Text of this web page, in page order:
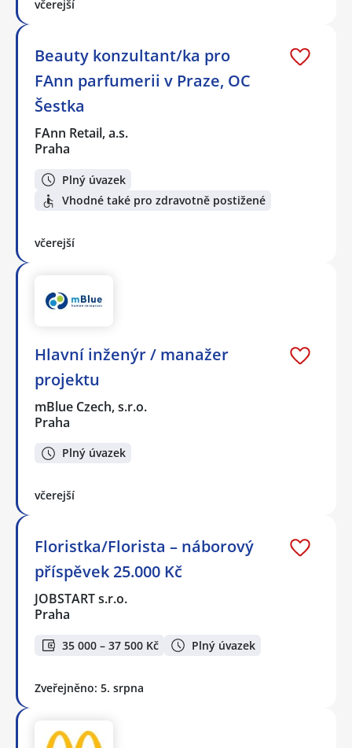
včerejší
Beauty konzultant/ka pro
FAnn parfumerii v Praze, OC
Šestka
FAnn Retail, a.s.
Praha
Plný úvazek
Vhodné také pro zdravotně postižené
včerejší
Hlavní inženýr / manažer
projektu
mBlue Czech, s.r.o.
Praha
Plný úvazek
včerejší
Floristka/Florista – náborový
příspěvek 25.000 Kč
JOBSTART s.r.o.
Praha
35 000 – 37 500 Kč Plný úvazek
Zveřejněno: 5. srpna